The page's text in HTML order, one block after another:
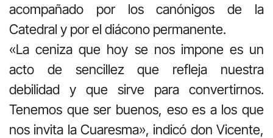
acompañado por los canónigos de la
Catedral y por el diácono permanente.
«La ceniza que hoy se nos impone es un
acto de sencillez que refleja nuestra
debilidad y que sirve para convertirnos.
Tenemos que ser buenos, eso es a los que
nos invita la Cuaresma», indicó don Vicente,